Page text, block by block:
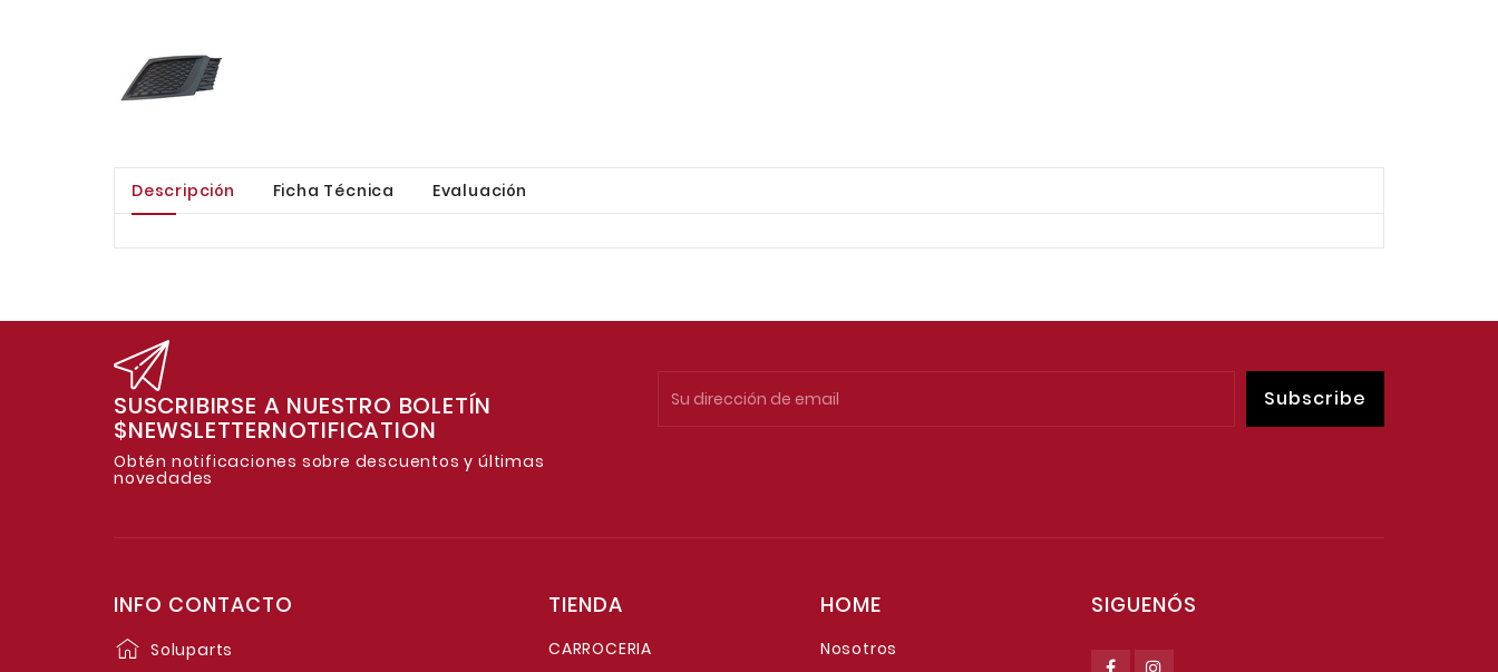
Descripción Ficha Técnica Evaluación
SUSCRIBIRSE A NUESTRO BOLETÍN
$NEWSLETTERNOTIFICATION
Obtén notificaciones sobre descuentos y últimas
novedades
INFO CONTACTO
Soluparts
TIENDA
CARROCERIA
HOME
Nosotros
SIGUENÓS